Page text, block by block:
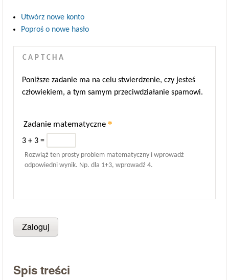
Utwórz nowe konto
Poproś o nowe hasło
CAPTCHA
Poniższe zadanie ma na celu stwierdzenie, czy jesteś
człowiekiem, a tym samym przeciwdziałanie spamowi.
Zadanie matematyczne *
3 + 3 =
Rozwiąż ten prosty problem matematyczny i wprowadź
odpowiedni wynik. Np. dla 1+3, wprowadź 4.
Spis treści